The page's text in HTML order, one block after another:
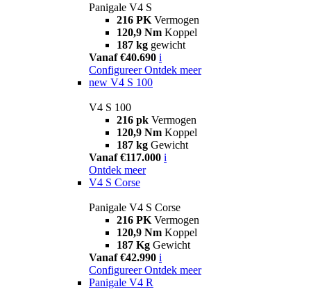
Panigale V4 S
216 PK Vermogen
120,9 Nm Koppel
187 kg gewicht
Vanaf €40.690 i
Configureer Ontdek meer
new V4 S 100
V4 S 100
216 pk Vermogen
120,9 Nm Koppel
187 kg Gewicht
Vanaf €117.000 i
Ontdek meer
V4 S Corse
Panigale V4 S Corse
216 PK Vermogen
120,9 Nm Koppel
187 Kg Gewicht
Vanaf €42.990 i
Configureer Ontdek meer
Panigale V4 R